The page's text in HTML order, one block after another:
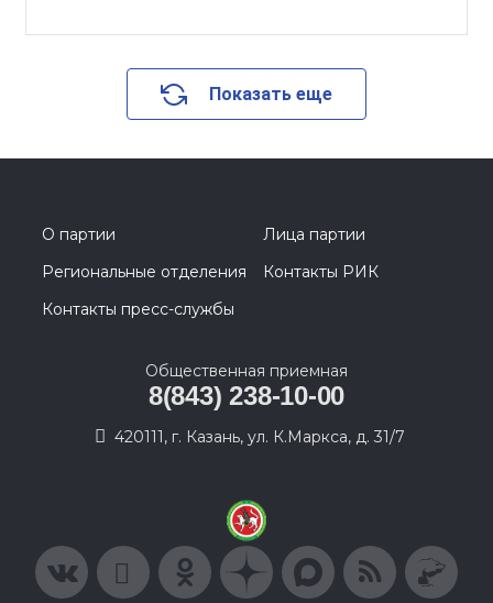
Показать еще
О партии
Лица партии
Региональные отделения
Контакты РИК
Контакты пресс-службы
Общественная приемная
8(843) 238-10-00
420111, г. Казань, ул. К.Маркса, д. 31/7